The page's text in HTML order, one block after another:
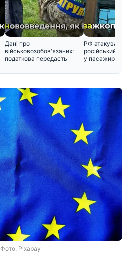
Дані про
військовозобов'язаних:
податкова передасть
РФ атакувала
російський
у пасажирський
Фото: Pixabay